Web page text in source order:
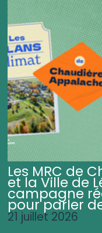
Les MRC de
et la Ville de
campagne
pour parler
21 juillet 2026